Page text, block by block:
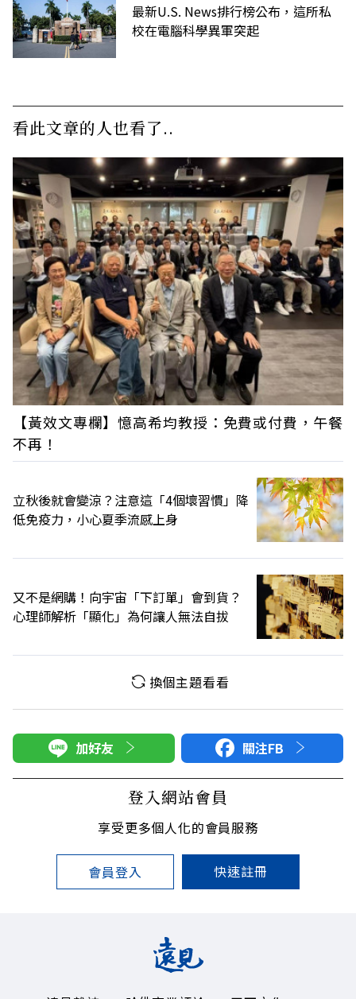
最新U.S. News排行榜公布，這所私
校在電腦科學異軍突起
看此文章的人也看了..
【黃效文專欄】憶高希均教授：免費或付費，午餐
不再！
立秋後就會變涼？注意這「4個壞習慣」降
低免疫力，小心夏季流感上身
又不是網購！向宇宙「下訂單」會到貨？
心理師解析「顯化」為何讓人無法自拔
換個主題看看
加好友 關注FB
登入網站會員
享受更多個人化的會員服務
會員登入 快速註冊